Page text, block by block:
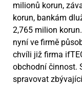
milionů korun,
korun, bankám
2,765 milion
nyní ve firmě
chvíli již firma
obchodní činnost.
spravovat